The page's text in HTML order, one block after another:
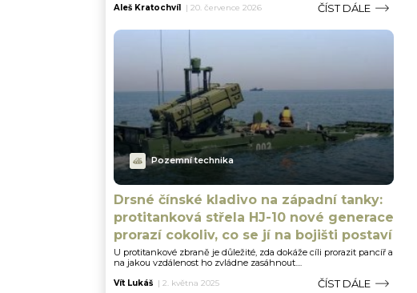
Aleš Kratochvíl | 20. července 2026 ČÍST DÁLE
Pozemní technika
Drsné čínské kladivo na západní tanky:
protitanková střela HJ-10 nové generace
prorazí cokoliv, co se jí na bojišti postaví
U protitankové zbraně je důležité, zda dokáže cíli prorazit pancíř a
na jakou vzdálenost ho zvládne zasáhnout....
Vít Lukáš | 2. května 2025 ČÍST DÁLE